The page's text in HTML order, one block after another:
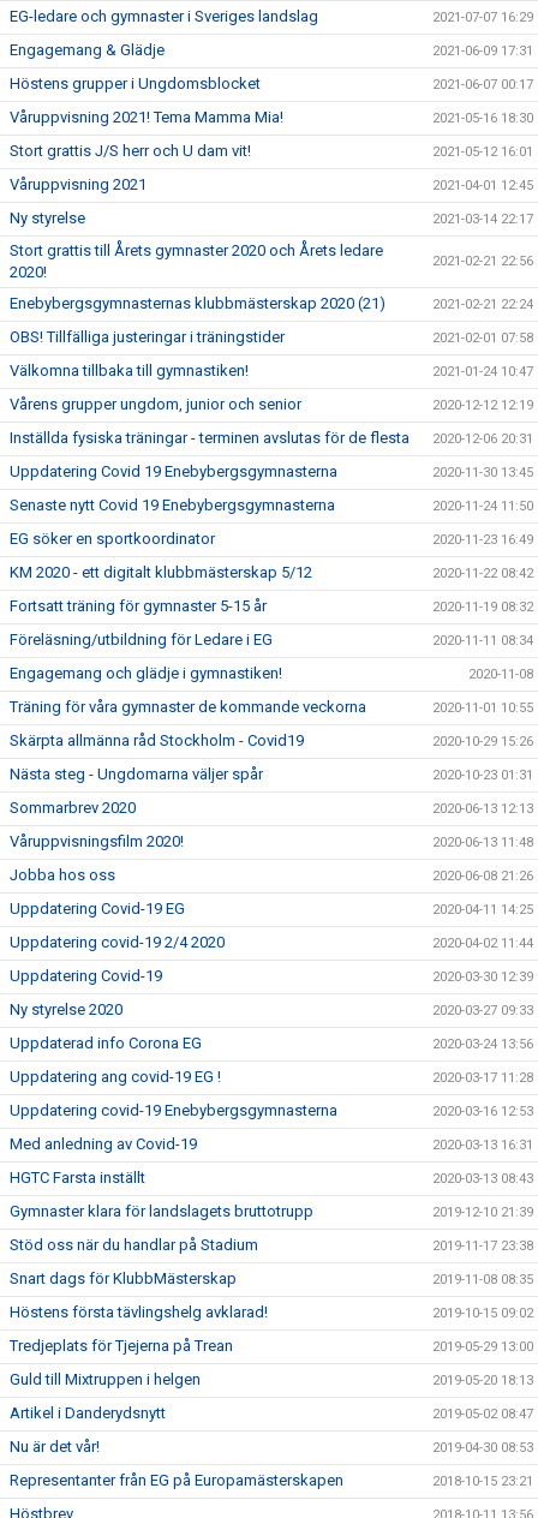
EG-ledare och gymnaster i Sveriges landslag 2021-07-07 16:29
Engagemang & Glädje 2021-06-09 17:31
Höstens grupper i Ungdomsblocket 2021-06-07 00:17
Våruppvisning 2021! Tema Mamma Mia! 2021-05-16 18:30
Stort grattis J/S herr och U dam vit! 2021-05-12 16:01
Våruppvisning 2021 2021-04-01 12:45
Ny styrelse 2021-03-14 22:17
Stort grattis till Årets gymnaster 2020 och Årets ledare
2020!
2021-02-21 22:56
Enebybergsgymnasternas klubbmästerskap 2020 (21) 2021-02-21 22:24
OBS! Tillfälliga justeringar i träningstider 2021-02-01 07:58
Välkomna tillbaka till gymnastiken! 2021-01-24 10:47
Vårens grupper ungdom, junior och senior 2020-12-12 12:19
Inställda fysiska träningar - terminen avslutas för de flesta 2020-12-06 20:31
Uppdatering Covid 19 Enebybergsgymnasterna 2020-11-30 13:45
Senaste nytt Covid 19 Enebybergsgymnasterna 2020-11-24 11:50
EG söker en sportkoordinator 2020-11-23 16:49
KM 2020 - ett digitalt klubbmästerskap 5/12 2020-11-22 08:42
Fortsatt träning för gymnaster 5-15 år 2020-11-19 08:32
Föreläsning/utbildning för Ledare i EG 2020-11-11 08:34
Engagemang och glädje i gymnastiken! 2020-11-08
Träning för våra gymnaster de kommande veckorna 2020-11-01 10:55
Skärpta allmänna råd Stockholm - Covid19 2020-10-29 15:26
Nästa steg - Ungdomarna väljer spår 2020-10-23 01:31
Sommarbrev 2020 2020-06-13 12:13
Våruppvisningsfilm 2020! 2020-06-13 11:48
Jobba hos oss 2020-06-08 21:26
Uppdatering Covid-19 EG 2020-04-11 14:25
Uppdatering covid-19 2/4 2020 2020-04-02 11:44
Uppdatering Covid-19 2020-03-30 12:39
Ny styrelse 2020 2020-03-27 09:33
Uppdaterad info Corona EG 2020-03-24 13:56
Uppdatering ang covid-19 EG ! 2020-03-17 11:28
Uppdatering covid-19 Enebybergsgymnasterna 2020-03-16 12:53
Med anledning av Covid-19 2020-03-13 16:31
HGTC Farsta inställt 2020-03-13 08:43
Gymnaster klara för landslagets bruttotrupp 2019-12-10 21:39
Stöd oss när du handlar på Stadium 2019-11-17 23:38
Snart dags för KlubbMästerskap 2019-11-08 08:35
Höstens första tävlingshelg avklarad! 2019-10-15 09:02
Tredjeplats för Tjejerna på Trean 2019-05-29 13:00
Guld till Mixtruppen i helgen 2019-05-20 18:13
Artikel i Danderydsnytt 2019-05-02 08:47
Nu är det vår! 2019-04-30 08:53
Representanter från EG på Europamästerskapen 2018-10-15 23:21
Höstbrev